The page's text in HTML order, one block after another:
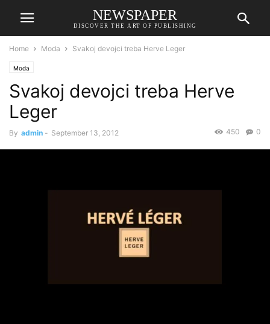
NEWSPAPER
DISCOVER THE ART OF PUBLISHING
Home Moda Svakoj devojci treba Herve Leger
Moda
Svakoj devojci treba Herve
Leger
By admin - September 13, 2012 0
450